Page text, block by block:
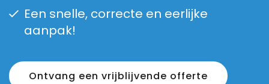
Een snelle, correcte en eerlijke
aanpak!
Ontvang een vrijblijvende offerte